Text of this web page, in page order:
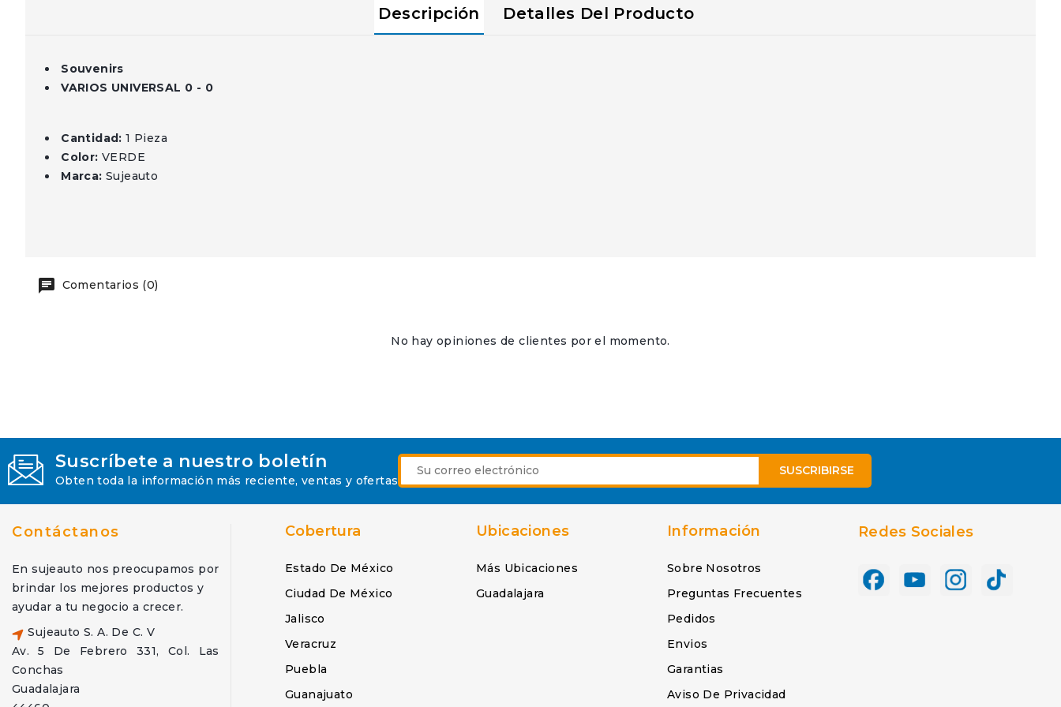
Descripción Detalles Del Producto
Souvenirs
VARIOS UNIVERSAL 0 - 0
Cantidad: 1 Pieza
Color: VERDE
Marca: Sujeauto
Comentarios (0)
No hay opiniones de clientes por el momento.
Suscríbete a nuestro boletín
Obten toda la información más reciente, ventas y ofertas
Contáctanos
En sujeauto nos preocupamos por
brindar los mejores productos y
ayudar a tu negocio a crecer.
Sujeauto S. A. De C. V
Av. 5 De Febrero 331, Col. Las
Conchas
Guadalajara
Cobertura
Estado De México
Ciudad De México
Jalisco
Veracruz
Puebla
Guanajuato
Ubicaciones
Más Ubicaciones
Guadalajara
Información
Sobre Nosotros
Preguntas Frecuentes
Pedidos
Envios
Garantias
Aviso De Privacidad
Redes Sociales